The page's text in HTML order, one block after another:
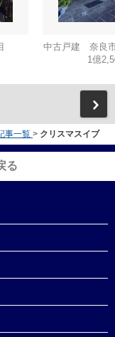
中古戸建 奈良
1億
事一覧 > クリスマスイブ
る